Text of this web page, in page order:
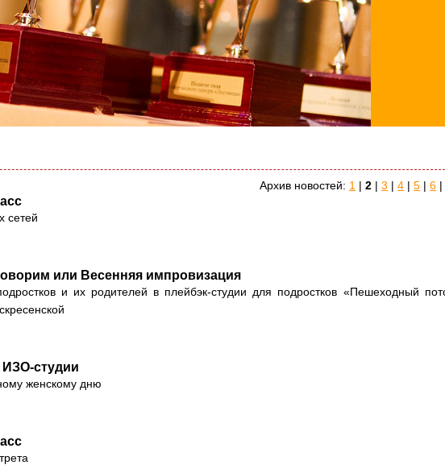
Архив новостей: 1 |2 |3 |4 |5 |6
сетей
или Весенняя импровизация
и их родителей в плейбэк-студии для подростков «Пешеходный
студии
женскому дню